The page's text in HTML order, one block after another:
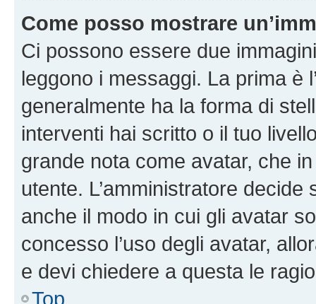
Come posso mostrare
Ci possono essere due
leggono i messaggi. La prima è
generalmente ha la forma di
interventi hai scritto o il tuo
grande nota come avatar, che
utente. L’amministratore
anche il modo in cui gli avatar
concesso l’uso degli avatar,
e devi chiedere a questa le
Top